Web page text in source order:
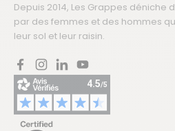
Depuis 2014, Les Grappes déniche
par des femmes et des hommes
leur sol et leur raisin.
FacebookInstagram
LinkedInYouTube